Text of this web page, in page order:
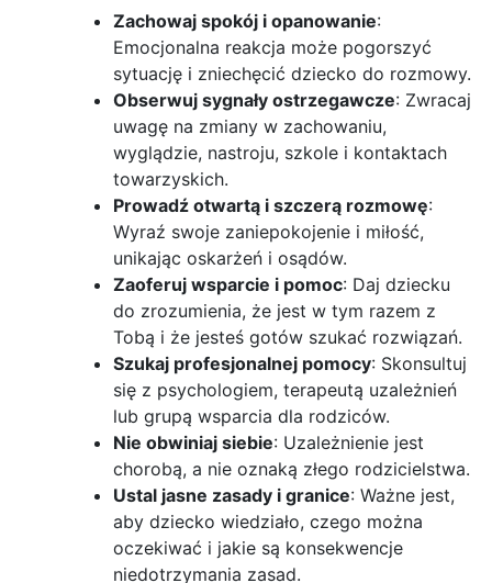
Zachowaj spokój i opanowanie:
Emocjonalna reakcja może pogorszyć
sytuację i zniechęcić dziecko do rozmowy.
Obserwuj sygnały ostrzegawcze: Zwracaj
uwagę na zmiany w zachowaniu,
wyglądzie, nastroju, szkole i kontaktach
towarzyskich.
Prowadź otwartą i szczerą rozmowę:
Wyraź swoje zaniepokojenie i miłość,
unikając oskarżeń i osądów.
Zaoferuj wsparcie i pomoc: Daj dziecku
do zrozumienia, że jest w tym razem z
Tobą i że jesteś gotów szukać rozwiązań.
Szukaj profesjonalnej pomocy: Skonsultuj
się z psychologiem, terapeutą uzależnień
lub grupą wsparcia dla rodziców.
Nie obwiniaj siebie: Uzależnienie jest
chorobą, a nie oznaką złego rodzicielstwa.
Ustal jasne zasady i granice: Ważne jest,
aby dziecko wiedziało, czego można
oczekiwać i jakie są konsekwencje
niedotrzymania zasad.